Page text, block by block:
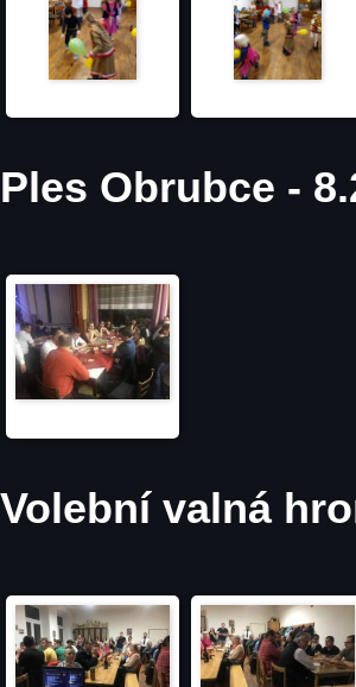
Ples Obrubce -
Volební valná